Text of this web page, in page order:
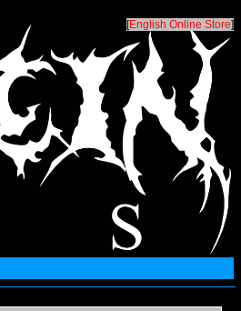
[English Online Store]